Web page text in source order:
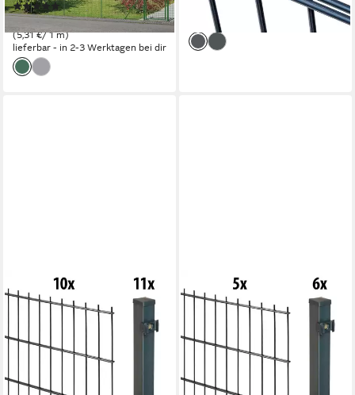
(5)
ab 53,06 €
(5,31 €/ 1 m)
lieferbar - in 2-3 Werktagen bei dir
ab 203,28 €
lieferbar in 8 Wochen